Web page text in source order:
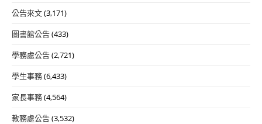
公告來文(3,171)
圖書館公告(433)
學務處公告(2,721)
學生事務(6,433)
家長事務(4,564)
教務處公告(3,532)